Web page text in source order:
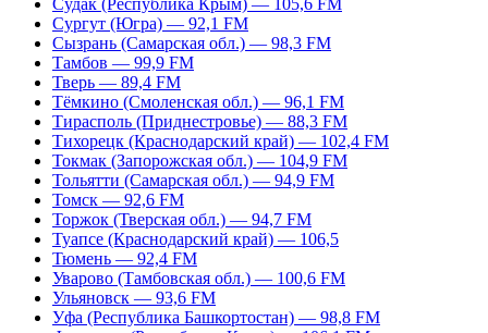
Судак (Республика Крым) — 105,6 FM
Сургут (Югра) — 92,1 FM
Сызрань (Самарская обл.) — 98,3 FM
Тамбов — 99,9 FM
Тверь — 89,4 FM
Тёмкино (Смоленская обл.) — 96,1 FM
Тирасполь (Приднестровье) — 88,3 FM
Тихорецк (Краснодарский край) — 102,4 FM
Токмак (Запорожская обл.) — 104,9 FM
Тольятти (Самарская обл.) — 94,9 FM
Томск — 92,6 FM
Торжок (Тверская обл.) — 94,7 FM
Туапсе (Краснодарский край) — 106,5
Тюмень — 92,4 FM
Уварово (Тамбовская обл.) — 100,6 FM
Ульяновск — 93,6 FM
Уфа (Республика Башкортостан) — 98,8 FM